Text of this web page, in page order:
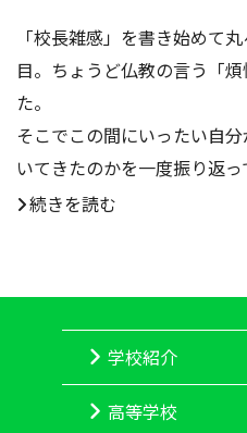
「校長雑感」を書き始めて
目。ちょうど仏教の言う「
た。
そこでこの間にいったい自
いてきたのかを一度振り返
続きを読む
学校紹介
高等学校